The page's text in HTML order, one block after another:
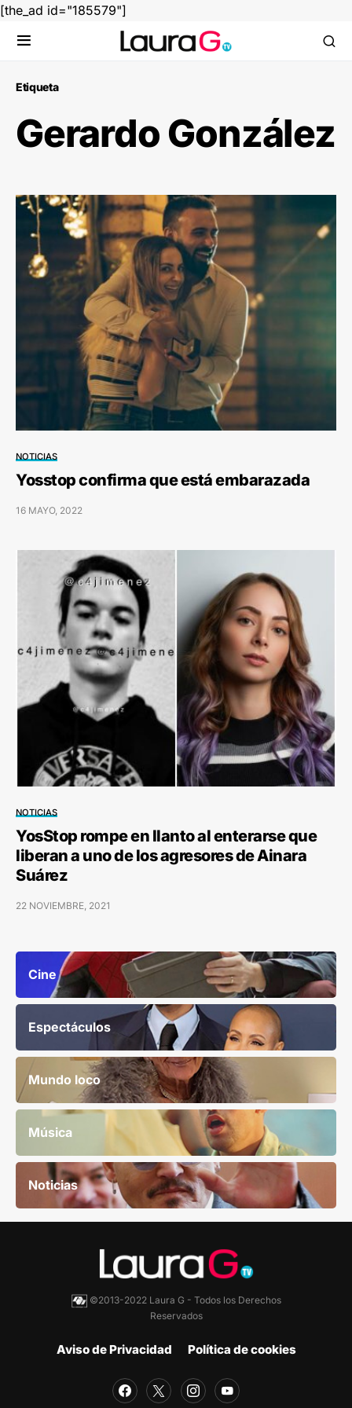
[the_ad id="185579"]
Etiqueta
Gerardo González
NOTICIAS
Yosstop confirma que está embarazada
16 MAYO, 2022
NOTICIAS
YosStop rompe en llanto al enterarse que
liberan a uno de los agresores de Ainara
Suárez
22 NOVIEMBRE, 2021
Cine
Espectáculos
Mundo loco
Música
Noticias
©2013-2022 Laura G - Todos los Derechos
Reservados
Aviso de Privacidad Política de cookies